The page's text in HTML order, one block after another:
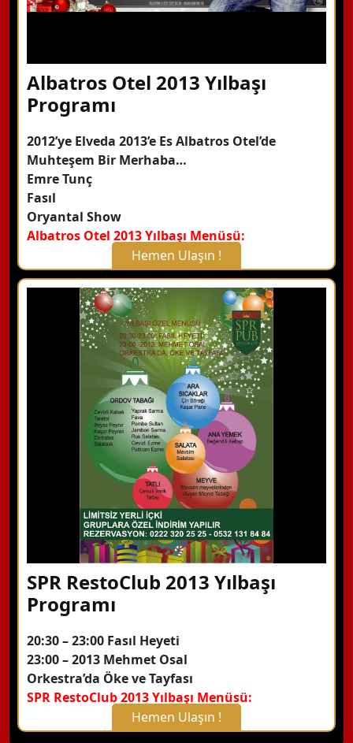
Albatros Otel 2013 Yılbaşı
Programı
2012’ye Elveda 2013’e Es Albatros Otel’de
Muhteşem Bir Merhaba…
Emre Tunç
Fasıl
Oryantal Show
Albatros Otel 2013 Yılbaşı Menüsü:
Hemen Ulaşın !
X Kapat
WhatsApp ile Bilgi Alın
Hemen Arayın
Detaylı Bilgi Alın
SPR RestoClub 2013 Yılbaşı
Programı
20:30 – 23:00 Fasıl Heyeti
23:00 – 2013 Mehmet Osal
Orkestra’da Öke ve Tayfası
SPR RestoClub 2013 Yılbaşı Menüsü:
Hemen Ulaşın !